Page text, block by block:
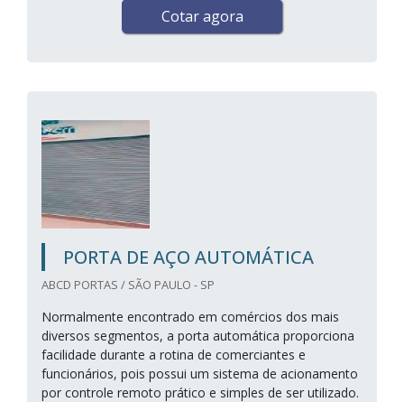
Cotar agora
PORTA DE AÇO AUTOMÁTICA
ABCD PORTAS / SÃO PAULO - SP
Normalmente encontrado em comércios dos mais
diversos segmentos, a porta automática proporciona
facilidade durante a rotina de comerciantes e
funcionários, pois possui um sistema de acionamento
por controle remoto prático e simples de ser utilizado.